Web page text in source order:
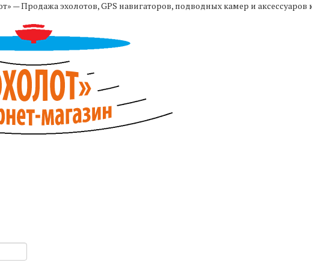
— Продажа эхолотов, GPS навигаторов, подводных камер и аксессуаров